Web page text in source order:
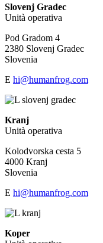
Slovenj Gradec
Unità operativa
Pod Gradom 4
2380 Slovenj Gradec
Slovenia
E hi@humanfrog.com
Kranj
Unità operativa
Kolodvorska cesta 5
4000 Kranj
Slovenia
E hi@humanfrog.com
Koper